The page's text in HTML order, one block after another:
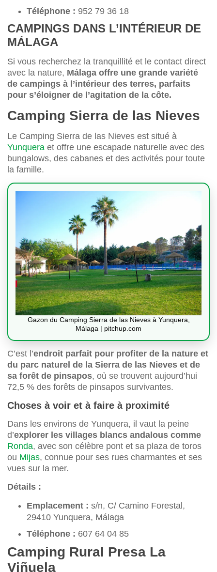
Téléphone : 952 79 36 18
CAMPINGS DANS L’INTÉRIEUR DE
MÁLAGA
Si vous recherchez la tranquillité et le contact direct
avec la nature, Málaga offre une grande variété
de campings à l’intérieur des terres, parfaits
pour s’éloigner de l’agitation de la côte.
Camping Sierra de las Nieves
Le Camping Sierra de las Nieves est situé à
Yunquera et offre une escapade naturelle avec des
bungalows, des cabanes et des activités pour toute
la famille.
Gazon du Camping Sierra de las Nieves à Yunquera,
Málaga | pitchup.com
C’est l’endroit parfait pour profiter de la nature et
du parc naturel de la Sierra de las Nieves et de
sa forêt de pinsapos, où se trouvent aujourd’hui
72,5 % des forêts de pinsapos survivantes.
Choses à voir et à faire à proximité
Dans les environs de Yunquera, il vaut la peine
d’explorer les villages blancs andalous comme
Ronda, avec son célèbre pont et sa plaza de toros
ou Mijas, connue pour ses rues charmantes et ses
vues sur la mer.
Détails :
Emplacement : s/n, C/ Camino Forestal,
29410 Yunquera, Málaga
Téléphone : 607 64 04 85
Camping Rural Presa La
Viñuela